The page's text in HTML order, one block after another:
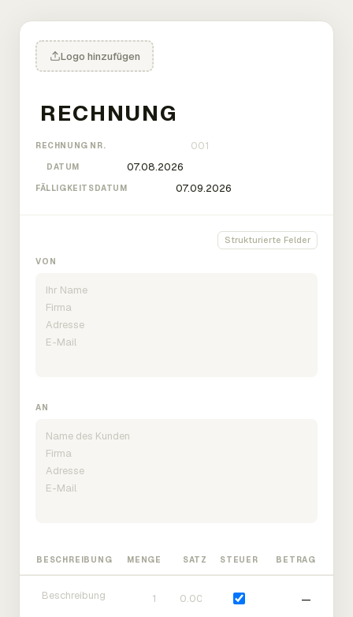
Logo hinzufügen
RECHNUNG NR.
DATUM
FÄLLIGKEITSDATUM
Strukturierte Felder
VON
AN
BESCHREIBUNG MENGE SATZ STEUER BETRAG
—